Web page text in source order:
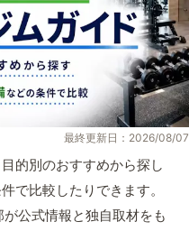
最終更新日：2026/08/07
的別のおすすめから探し
で比較したりできます。
公式情報と独自取材をも